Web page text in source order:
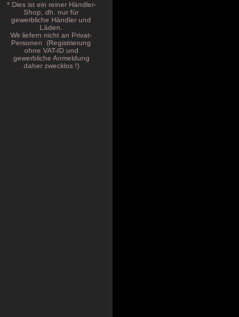
* Dies ist ein reiner Händler-
Shop, dh. nur für
gewerbliche Händler und
Läden.
Wir liefern nicht an Privat-
Personen (Registrierung
ohne VAT-ID und
gewerbliche Anmeldung
daher zwecklos !)